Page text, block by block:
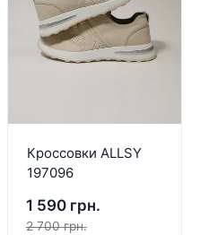
Кроссовки ALLSY
197096
1 590 грн.
2 700 грн.